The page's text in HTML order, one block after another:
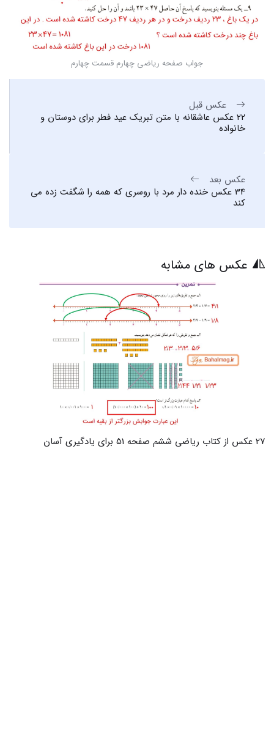
جواب صفحه ریاضی چهارم قسمت چهارم
عکس قبل
22 عکس عاشقانه با متن تبریک عید فطر برای دوستان و
خانواده
عکس بعد
34 عکس خنده دار مرد با روسری که همه را شگفت زده می
کند
عکس های مشابه